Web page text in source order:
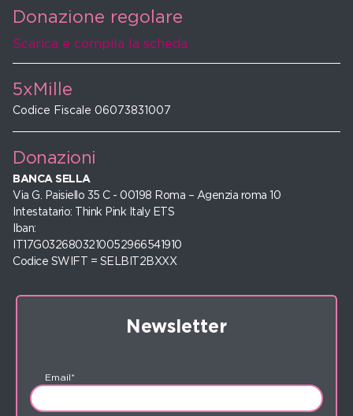
Donazione regolare
Scarica e compila la scheda
5xMille
Codice Fiscale 06073831007
Donazioni
BANCA SELLA
Via G. Paisiello 35 C - 00198 Roma – Agenzia roma 10
Intestatario: Think Pink Italy ETS
Iban:
IT17G0326803210052966541910
Codice SWIFT = SELBIT2BXXX
Newsletter
Email*